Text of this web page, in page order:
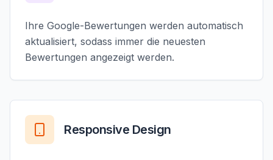
Ihre Google-Bewertungen werden automatisch
aktualisiert, sodass immer die neuesten
Bewertungen angezeigt werden.
Responsive Design